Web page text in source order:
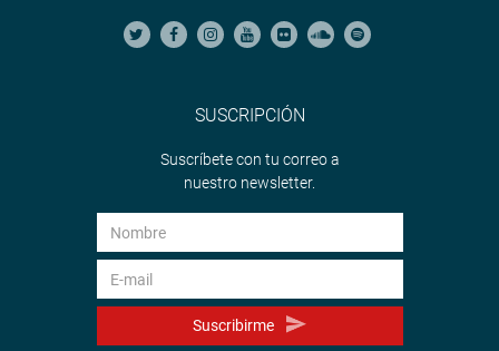
SUSCRIPCIÓN
Suscríbete con tu correo a
nuestro newsletter.
Suscribirme